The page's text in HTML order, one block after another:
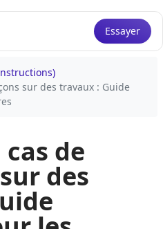
Essayer
sur des travaux : Guide
de
des